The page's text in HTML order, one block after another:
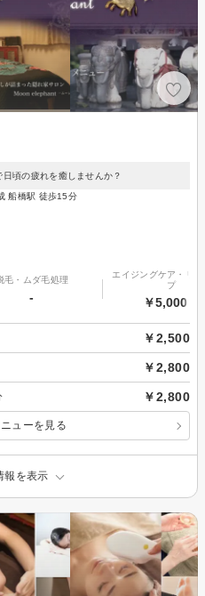
頃の疲れを癒しませんか？
船橋駅 徒歩15分
毛・ムダ毛処理
-
エイジングケア・リ
プ
￥5,000～
￥2,500
￥2,800
￥2,800
ューを見る
報を表示